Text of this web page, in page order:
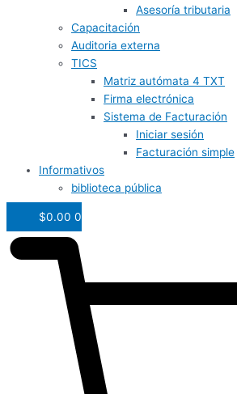
Asesoría tributaria
Capacitación
Auditoria externa
TICS
Matriz autómata 4 TXT
Firma electrónica
Sistema de Facturación
Iniciar sesión
Facturación simple
Informativos
biblioteca pública
$0.00 0